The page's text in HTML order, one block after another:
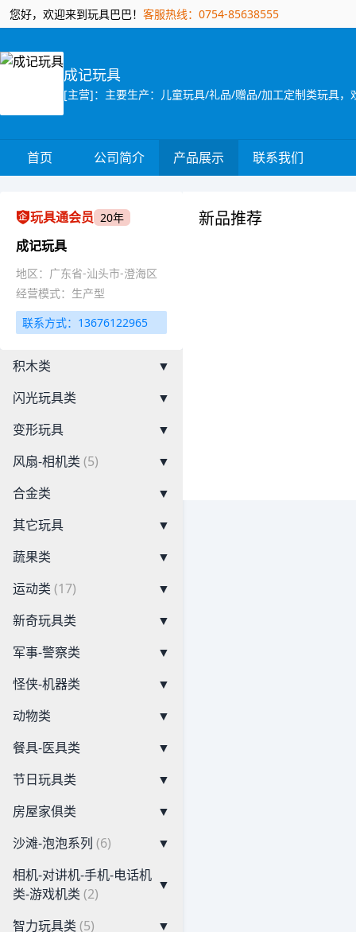
您好，欢迎来到玩具巴巴！ 客服热线：0754-85638555
成记玩具
首页 公司简介 产品展示 联系我们
玩具通会员 20年
成记玩具
地区：广东省-汕头市-澄海区
经营模式：生产型
联系方式：13676122965
积木类
▼
闪光玩具类
▼
变形玩具
▼
风扇-相机类 (5)
▼
合金类
▼
其它玩具
▼
蔬果类
▼
运动类 (17)
▼
新奇玩具类
▼
军事-警察类
▼
怪侠-机器类
▼
动物类
▼
餐具-医具类
▼
节日玩具类
▼
房屋家俱类
▼
沙滩-泡泡系列 (6)
▼
相机-对讲机-手机-电话机
类-游戏机类 (2)
▼
智力玩具类 (5)
▼
新品推荐